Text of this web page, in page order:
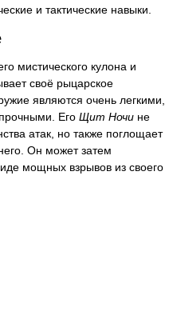
и тактические навыки.
мистического кулона и
своё рыцарское
являются очень легкими,
Его Щит Ночи не
атак, но также поглощает
Он может затем
мощных взрывов из своего